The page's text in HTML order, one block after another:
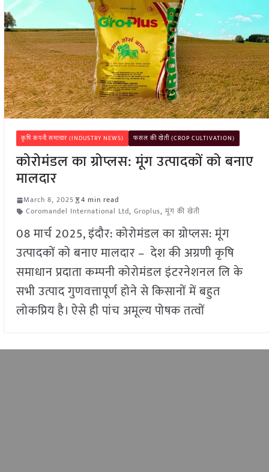
कृषि कंपनी समाचार (INDUSTRY NEWS) फसल की खेती (CROP CULTIVATION)
कोरोमंडल का ग्रोप्लस: मूंग उत्पादकों को बनाए
मालदार
March 8, 2025
4 min read
Coromandel International Ltd, Groplus, मूंग की खेती
08 मार्च 2025, इंदौर: कोरोमंडल का ग्रोप्लस: मूंग
उत्पादकों को बनाए मालदार – देश की अग्रणी कृषि
समाधान प्रदाता कम्पनी कोरोमंडल इंटरनेशनल लि के
सभी उत्पाद गुणवत्तापूर्ण होने से किसानों में बहुत
लोकप्रिय है। ऐसे ही पांच अमूल्य पोषक तत्वों